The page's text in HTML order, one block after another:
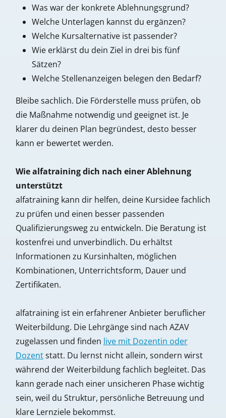
Was war der konkrete Ablehnungsgrund?
Welche Unterlagen kannst du ergänzen?
Welche Kursalternative ist passender?
Wie erklärst du dein Ziel in drei bis fünf
Sätzen?
Welche Stellenanzeigen belegen den Bedarf?
Bleibe sachlich. Die Förderstelle muss prüfen, ob
die Maßnahme notwendig und geeignet ist. Je
klarer du deinen Plan begründest, desto besser
kann er bewertet werden.
Wie alfatraining dich nach einer Ablehnung
unterstützt
alfatraining kann dir helfen, deine Kursidee fachlich
zu prüfen und einen besser passenden
Qualifizierungsweg zu entwickeln. Die Beratung ist
kostenfrei und unverbindlich. Du erhältst
Informationen zu Kursinhalten, möglichen
Kombinationen, Unterrichtsform, Dauer und
Zertifikaten.
alfatraining ist ein erfahrener Anbieter beruflicher
Weiterbildung. Die Lehrgänge sind nach AZAV
zugelassen und finden live mit Dozentin oder
Dozentstatt. Du lernst nicht allein, sondern wirst
während der Weiterbildung fachlich begleitet. Das
kann gerade nach einer unsicheren Phase wichtig
sein, weil du Struktur, persönliche Betreuung und
klare Lernziele bekommst.